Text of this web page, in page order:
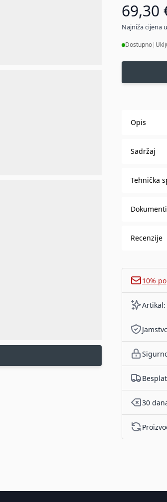
69,30
Najniža cijena
Dostupno|
Opis
Sadržaj
Tehnička
Dokumenti
Recenzije
10%
Artikal:
30